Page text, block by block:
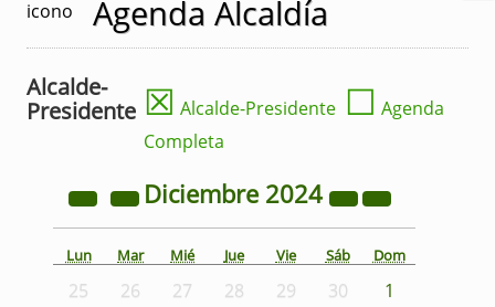
Agenda Alcaldía
Alcalde-
Presidente ☒ Alcalde-Presidente ☐ Agenda
Completa
Diciembre 2024
Lun Mar Mié Jue Vie Sáb Dom
25 26 27 28 29 30
1